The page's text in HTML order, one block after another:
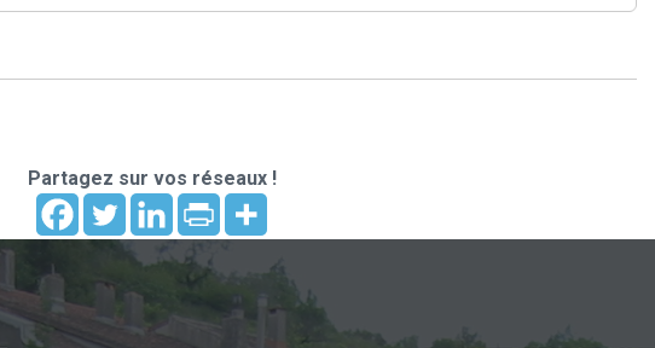
Partagez sur vos réseaux !